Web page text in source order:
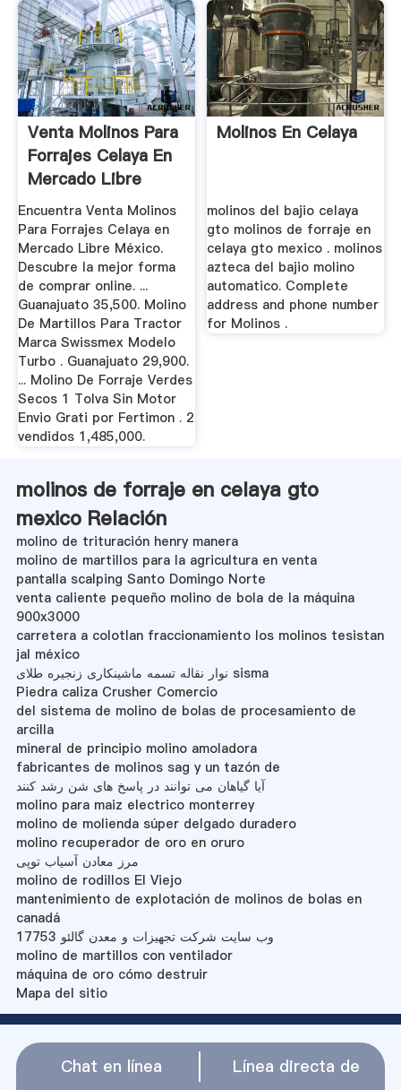
Venta Molinos Para
Forrajes Celaya En
Mercado Libre
México
Encuentra Venta Molinos
Para Forrajes Celaya en
Mercado Libre México.
Descubre la mejor forma
de comprar online. ...
Guanajuato 35,500. Molino
De Martillos Para Tractor
Marca Swissmex Modelo
Turbo . Guanajuato 29,900.
... Molino De Forraje Verdes
Secos 1 Tolva Sin Motor
Envio Grati por Fertimon . 2
vendidos 1,485,000.
Molinos En Celaya
molinos del bajio celaya
gto molinos de forraje en
celaya gto mexico . molinos
azteca del bajio molino
automatico. Complete
address and phone number
for Molinos .
molinos de forraje en celaya gto
mexico Relación
molino de trituración henry manera
molino de martillos para la agricultura en venta
pantalla scalping Santo Domingo Norte
venta caliente pequeño molino de bola de la máquina
900x3000
carretera a colotlan fraccionamiento los molinos tesistan
jal méxico
نوار نقاله تسمه ماشینکاری زنجیره طلای sisma
Piedra caliza Crusher Comercio
del sistema de molino de bolas de procesamiento de
arcilla
mineral de principio molino amoladora
fabricantes de molinos sag y un tazón de
آیا گیاهان می توانند در پاسخ های شن رشد کنند
molino para maiz electrico monterrey
molino de molienda súper delgado duradero
molino recuperador de oro en oruro
مرز معادن آسیاب توپی
molino de rodillos El Viejo
mantenimiento de explotación de molinos de bolas en
canadá
وب سایت شرکت تجهیزات و معدن گالئو 17753
molino de martillos con ventilador
máquina de oro cómo destruir
Mapa del sitio
Chat en línea
Línea directa de